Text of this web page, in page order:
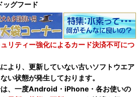
ッグフード
リティー強化によるカード決済不可につ
より、更新していない古いソフトウエア
い状態が発生しております。
は、一度Android・iPhone・各お使いの